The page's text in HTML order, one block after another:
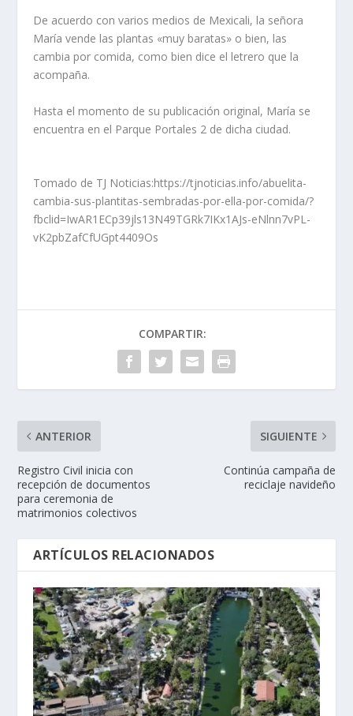
De acuerdo con varios medios de Mexicali, la señora
María vende las plantas «muy baratas» o bien, las
cambia por comida, como bien dice el letrero que la
acompaña.
Hasta el momento de su publicación original, María se
encuentra en el Parque Portales 2 de dicha ciudad.
Tomado de TJ Noticias:https://tjnoticias.info/abuelita-
cambia-sus-plantitas-sembradas-por-ella-por-comida/?
fbclid=IwAR1ECp39jls13N49TGRk7IKx1AJs-eNlnn7vPL-
vK2pbZafCfUGpt4409Os
COMPARTIR:
ANTERIOR
Registro Civil inicia con
recepción de documentos
para ceremonia de
matrimonios colectivos
SIGUIENTE
Continúa campaña de
reciclaje navideño
ARTÍCULOS RELACIONADOS